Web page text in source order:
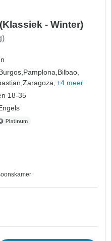
- Winter)
Pamplona, Bilbao,
Zaragoza, +4 meer
18-35